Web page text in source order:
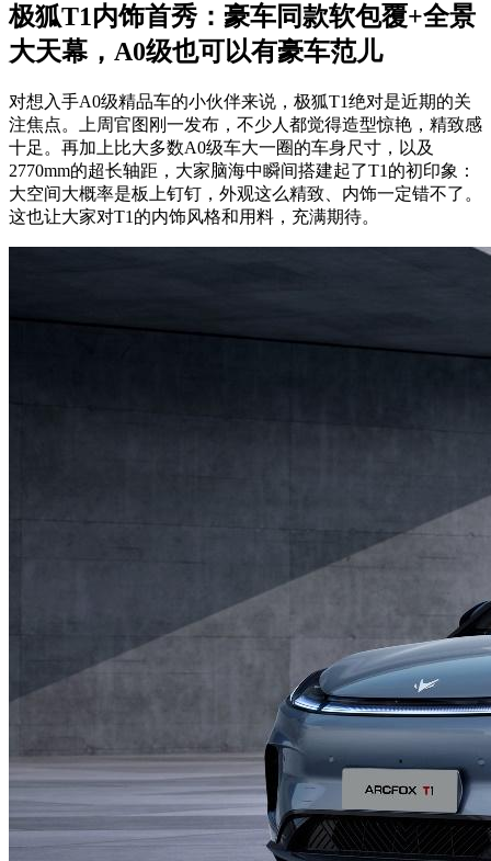
极狐T1内饰首秀：豪车同款软包覆+全景
大天幕，A0级也可以有豪车范儿
对想入手A0级精品车的小伙伴来说，极狐T1绝对是近期的关
注焦点。上周官图刚一发布，不少人都觉得造型惊艳，精致感
十足。再加上比大多数A0级车大一圈的车身尺寸，以及
2770mm的超长轴距，大家脑海中瞬间搭建起了T1的初印象：
大空间大概率是板上钉钉，外观这么精致、内饰一定错不了。
这也让大家对T1的内饰风格和用料，充满期待。